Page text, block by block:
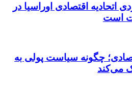
اتحادیه اقتصادی اوراسیا در
است
چگونه سیاست پولی به
می‌کند